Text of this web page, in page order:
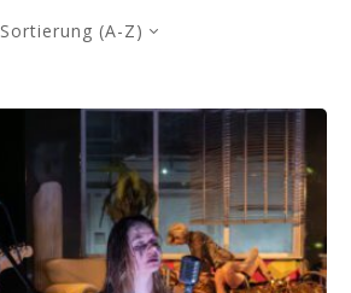
Sortierung (A-Z)